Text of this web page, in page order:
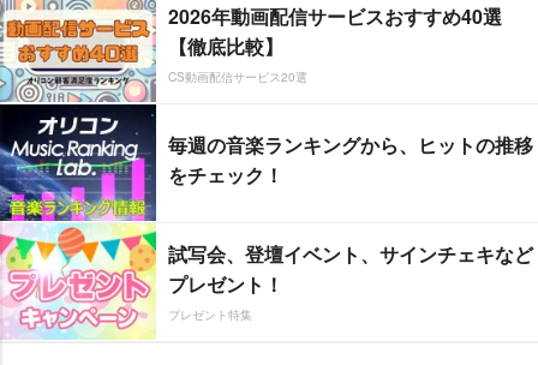
2026年動画配信サービスおすすめ40選
【徹底比較】
CS動画配信サービス20選
毎週の音楽ランキングから、ヒットの推移
をチェック！
試写会、登壇イベント、サインチェキなど
プレゼント！
プレゼント特集